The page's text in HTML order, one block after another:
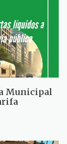
Municipal